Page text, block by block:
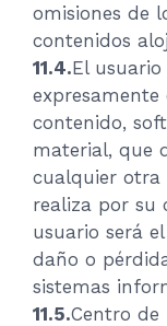
omisiones de
contenidos
11.4.El
contenido,
material, que
cualquier otra
realiza por su
usuario será
daño o
sistemas
11.5.Centro